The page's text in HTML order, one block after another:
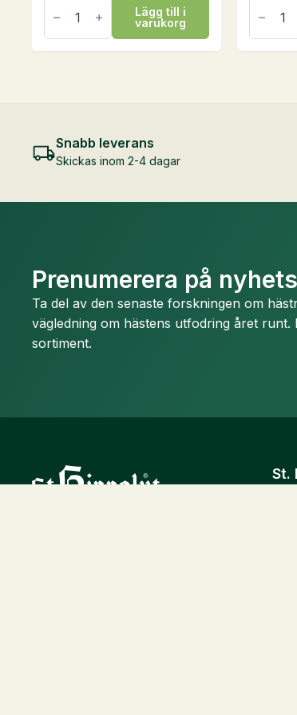
20
mängd
Lägg till i
varukorg
Grain
15
kg
Snabb leverans
Skickas inom 2-4 dagar
Prenumerera på
Ta del av den senaste forskningen om
vägledning om hästens utfodring året
sortiment.
St.